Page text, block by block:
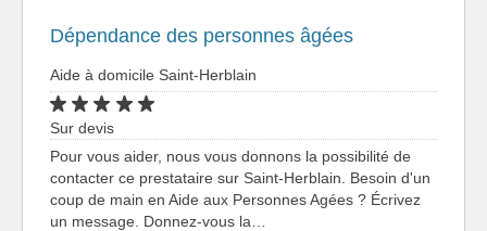
Dépendance des personnes âgées
Aide à domicile Saint-Herblain
Sur devis
Pour vous aider, nous vous donnons la possibilité de
contacter ce prestataire sur Saint-Herblain. Besoin d'un
coup de main en Aide aux Personnes Agées ? Écrivez
un message. Donnez-vous la…